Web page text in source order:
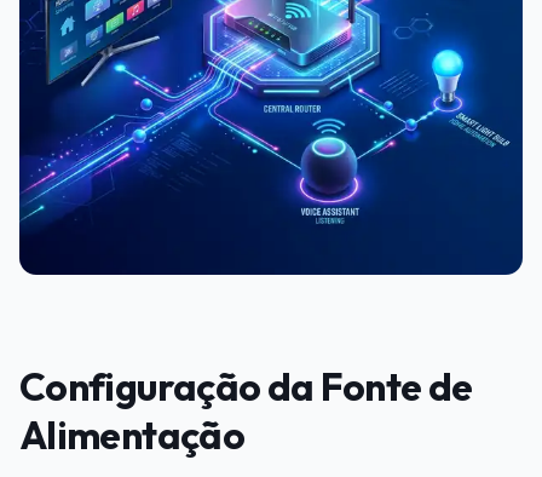
Configuração da Fonte de
Alimentação